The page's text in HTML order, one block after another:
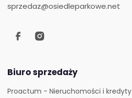
sprzedaz@osiedleparkowe.net
Biuro sprzedaży
Proactum - Nieruchomości i kredyty